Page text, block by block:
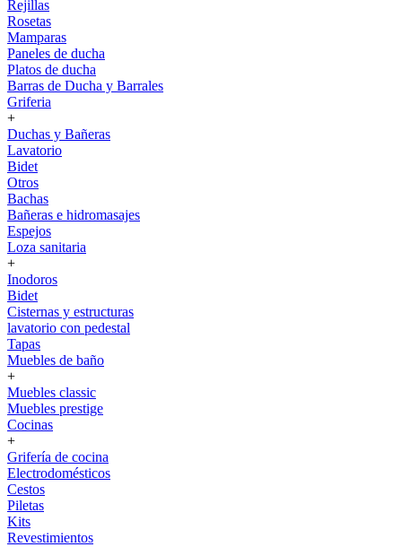
Rejillas
Rosetas
Mamparas
Paneles de ducha
Platos de ducha
Barras de Ducha y Barrales
Griferia
+
Duchas y Bañeras
Lavatorio
Bidet
Otros
Bachas
Bañeras e hidromasajes
Espejos
Loza sanitaria
+
Inodoros
Bidet
Cisternas y estructuras
lavatorio con pedestal
Tapas
Muebles de baño
+
Muebles classic
Muebles prestige
Cocinas
+
Grifería de cocina
Electrodomésticos
Cestos
Piletas
Kits
Revestimientos